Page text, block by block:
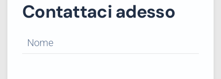
Contattaci adesso